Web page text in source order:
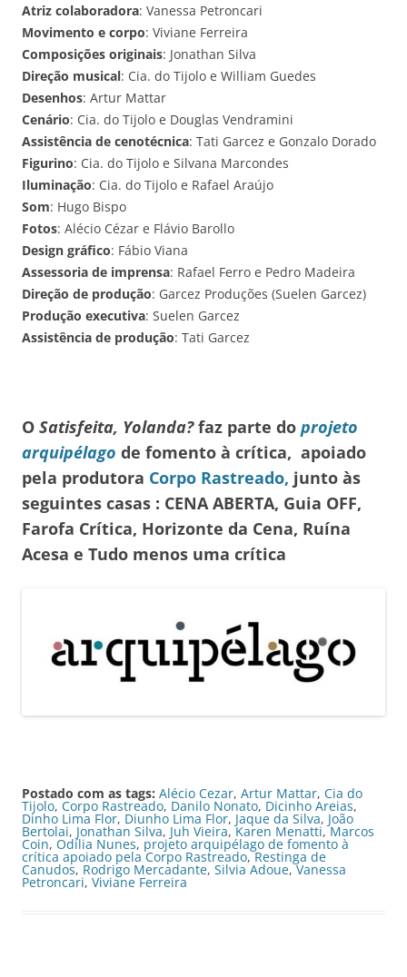
Atriz colaboradora: Vanessa Petroncari
Movimento e corpo: Viviane Ferreira
Composições originais: Jonathan Silva
Direção musical: Cia. do Tijolo e William Guedes
Desenhos: Artur Mattar
Cenário: Cia. do Tijolo e Douglas Vendramini
Assistência de cenotécnica: Tati Garcez e Gonzalo Dorado
Figurino: Cia. do Tijolo e Silvana Marcondes
Iluminação: Cia. do Tijolo e Rafael Araújo
Som: Hugo Bispo
Fotos: Alécio Cézar e Flávio Barollo
Design gráfico: Fábio Viana
Assessoria de imprensa: Rafael Ferro e Pedro Madeira
Direção de produção: Garcez Produções (Suelen Garcez)
Produção executiva: Suelen Garcez
Assistência de produção: Tati Garcez
O Satisfeita, Yolanda?faz parte do projeto
arquipélago de fomento à crítica, apoiado
pela produtora Corpo Rastreado, junto às
seguintes casas : CENA ABERTA, Guia OFF,
Farofa Crítica, Horizonte da Cena, Ruína
Acesa e Tudo menos uma crítica
Postado com as tags: Alécio Cezar, Artur Mattar, Cia do
Tijolo, Corpo Rastreado, Danilo Nonato, Dicinho Areias,
Dinho Lima Flor, Diunho Lima Flor, Jaque da Silva, João
Bertolai, Jonathan Silva, Juh Vieira,Karen Menatti,Marcos
Coin, Odília Nunes, projeto arquipélago de fomento à
crítica apoiado pela Corpo Rastreado,Restinga de
Canudos, Rodrigo Mercadante, Silvia Adoue,Vanessa
Petroncari, Viviane Ferreira